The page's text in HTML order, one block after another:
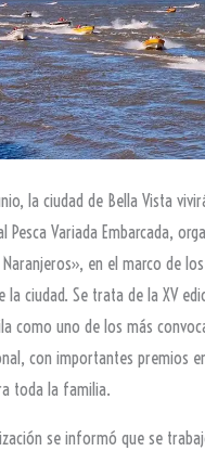
la ciudad de Bella Vista
Pesca Variada Embarcada,
Naranjeros», en el marco de
la ciudad. Se trata de la XV
como uno de los más
con importantes premios
toda la familia.
se informó que se